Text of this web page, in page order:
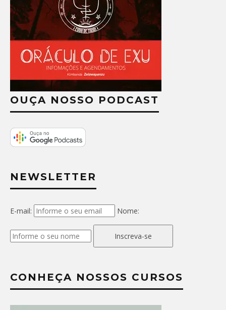
OUÇA NOSSO PODCAST
NEWSLETTER
E-mail: Nome:
Inscreva-se
CONHEÇA NOSSOS CURSOS